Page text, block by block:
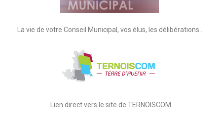
La vie de votre Conseil Municipal, vos élus, les délibérations…
Lien direct vers le site de TERNOISCOM